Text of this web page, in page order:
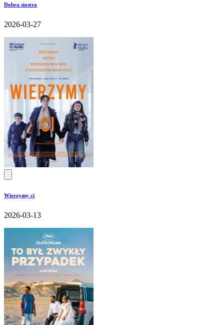
Dobra siostra
2026-03-27
Wierzymy ci
2026-03-13